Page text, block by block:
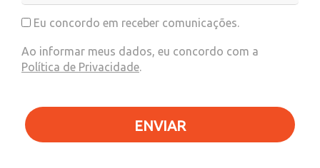
Eu concordo em receber comunicações.
Ao informar meus dados, eu concordo com a
Política de Privacidade.
ENVIAR